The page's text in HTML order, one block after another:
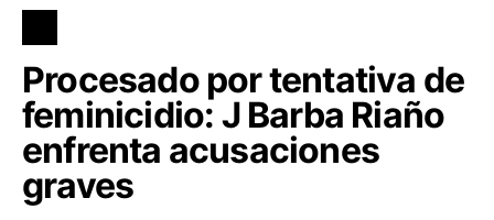
Procesado por tentativa de
feminicidio: J Barba Riaño
enfrenta acusaciones
graves